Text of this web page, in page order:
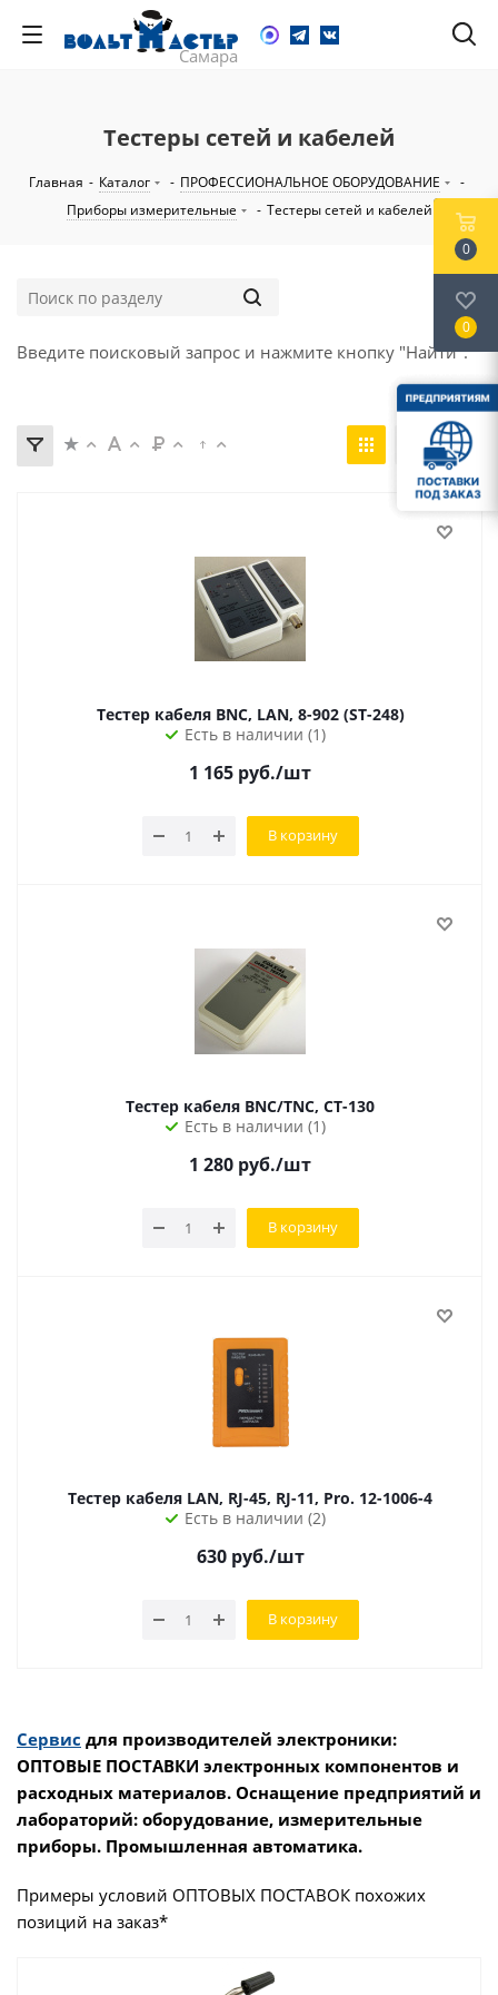
Тестеры сетей и кабелей
Главная - Каталог - ПРОФЕССИОНАЛЬНОЕ ОБОРУДОВАНИЕ
-
Приборы измерительные
- Тестеры сетей и кабелей
Введите поисковый запрос и нажмите кнопку "Найти".
Тестер кабеля BNC, LAN, 8-902 (ST-248)
Есть в наличии (1)
1 165 руб./шт
В корзину
Тестер кабеля BNC/TNC, CT-130
Есть в наличии (1)
1 280 руб./шт
В корзину
Тестер кабеля LAN, RJ-45, RJ-11, Pro. 12-1006-4
Есть в наличии (2)
630руб./шт
В корзину
Сервис для производителей электроники:
ОПТОВЫЕ ПОСТАВКИ электронных компонентов и
расходных материалов. Оснащение предприятий и
лабораторий: оборудование, измерительные
приборы. Промышленная автоматика.
Примеры условий ОПТОВЫХ ПОСТАВОК похожих
позиций на заказ*
0
0